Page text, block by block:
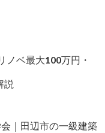
ノベ最大100万円・
説
｜田辺市の一級建築